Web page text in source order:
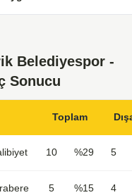
Belediyespor -
Sonucu
Toplam
10 %29 5
5 %15 4